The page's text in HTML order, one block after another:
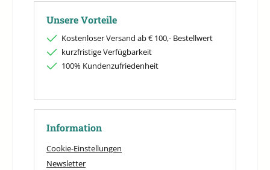
Unsere Vorteile
Kostenloser Versand ab € 100,- Bestellwert
kurzfristige Verfügbarkeit
100% Kundenzufriedenheit
Information
Cookie-Einstellungen
Newsletter